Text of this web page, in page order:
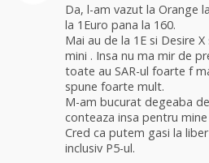
Da, l-am vazut la Orange
la 1Euro pana la 160.
Mai au de la 1E si Desire
mini . Insa nu ma mir de
toate au SAR-ul foarte f
spune foarte mult.
M-am bucurat degeaba
conteaza insa pentru
Cred ca putem gasi la
inclusiv P5-ul.